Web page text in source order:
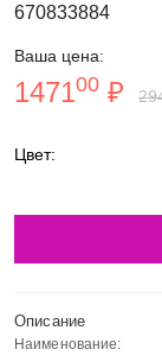
670833884
Ваша цена:
147100 ₽
Цвет:
Описание
Наименование: